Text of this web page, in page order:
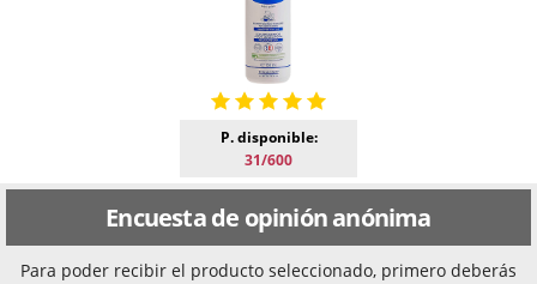
P. disponible:
31/600
Encuesta de opinión anónima
Para poder recibir el producto seleccionado, primero deberás